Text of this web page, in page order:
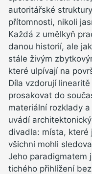
autoritářské
přítomnosti, nikoli
Každá z umělkyň
danou historií, ale
stále živým
které ulpívají na
Díla vzdorují
prosakovat do
materiální rozklady
uvádí
divadla: místa, které
všichni mohli
Jeho paradigmatem
tichého přihlížení